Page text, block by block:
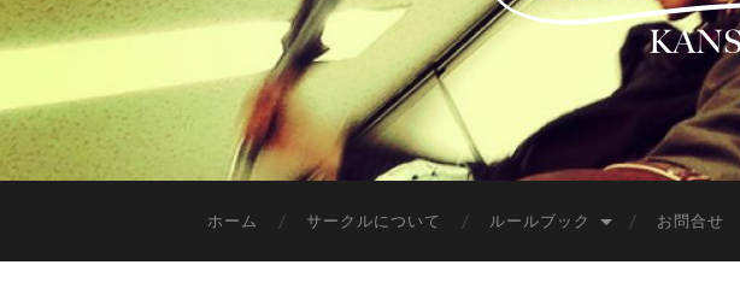
ホーム サークルについて ルールブック お問合せ